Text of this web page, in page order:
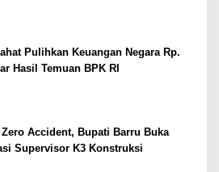
Pulihkan Keuangan Negara Rp.
Hasil Temuan BPK RI
Zero Accident, Bupati Barru Buka
Supervisor K3 Konstruksi